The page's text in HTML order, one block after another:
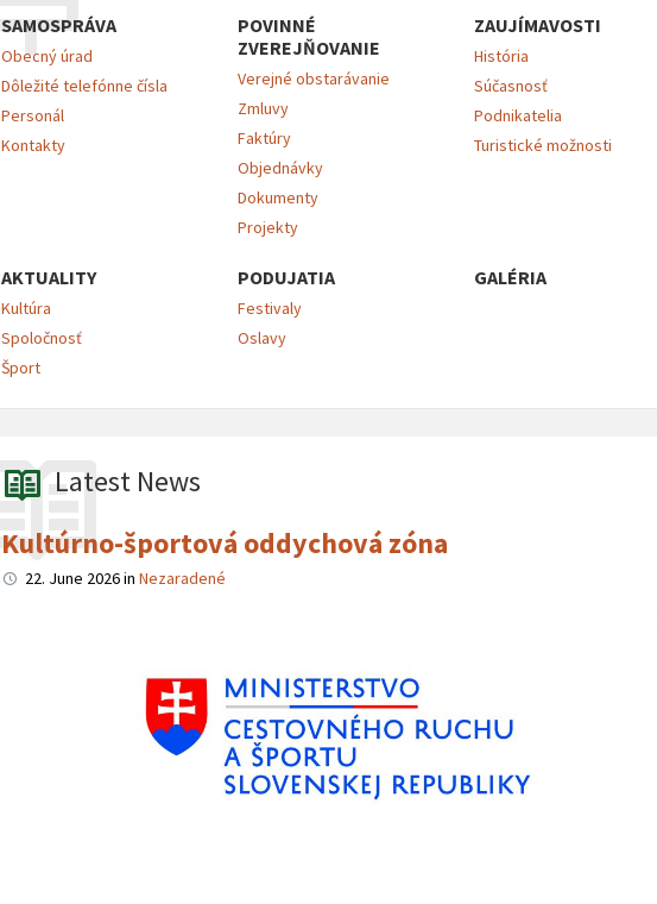
SAMOSPRÁVA
Obecný úrad
Dôležité telefónne čísla
Personál
Kontakty
POVINNÉ
ZVEREJŇOVANIE
Verejné obstarávanie
Zmluvy
Faktúry
Objednávky
Dokumenty
Projekty
ZAUJÍMAVOSTI
História
Súčasnosť
Podnikatelia
Turistické možnosti
AKTUALITY
Kultúra
Spoločnosť
Šport
PODUJATIA
Festivaly
Oslavy
GALÉRIA
Latest News
Kultúrno-športová oddychová zóna
22. June 2026inNezaradené